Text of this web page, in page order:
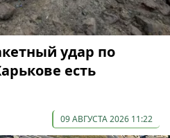
удар по
есть
09 АВГУСТА 2026 11:22